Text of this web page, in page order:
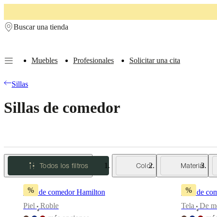
Buscar una tienda
Muebles Profesionales Solicitar una cita
Muebles
sofásColecciones
de
collectionsColecciones
almacenamientoColecciones
de
accesorios Colección
tejidos
Sillas
Sillas de comedor
Todos los filtros Color Material
%
Silla de comedor Hamilton
Piel
•
Roble
%
Silla de
Tela
•
De